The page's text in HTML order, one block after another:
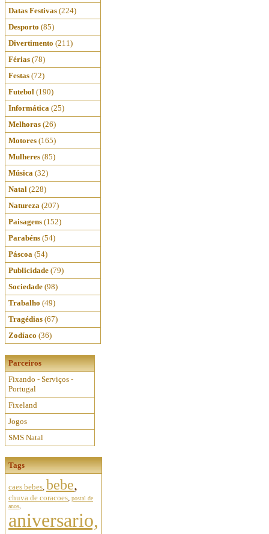
Datas Festivas (224)
Desporto (85)
Divertimento (211)
Férias (78)
Festas (72)
Futebol (190)
Informática (25)
Melhoras (26)
Motores (165)
Mulheres (85)
Música (32)
Natal (228)
Natureza (207)
Paisagens (152)
Parabéns (54)
Páscoa (54)
Publicidade (79)
Sociedade (98)
Trabalho (49)
Tragédias (67)
Zodíaco (36)
Parceiros
Fixando - Serviços -
Portugal
Fixeland
Jogos
SMS Natal
Tags
caes bebes, bebe,
chuva de coracoes, postal de
anos
aniversario,